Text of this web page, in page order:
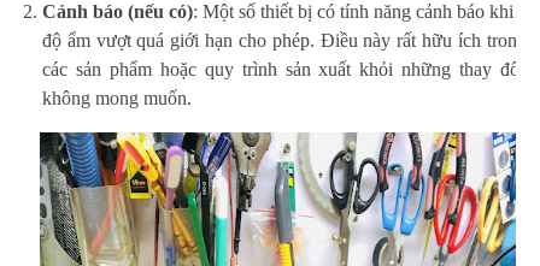
Cảnh báo (nếu có): Một số thiết bị có tính năng cảnh báo khi
độ ẩm vượt quá giới hạn cho phép. Điều này rất hữu ích trong
các sản phẩm hoặc quy trình sản xuất khỏi những thay đổi
không mong muốn.